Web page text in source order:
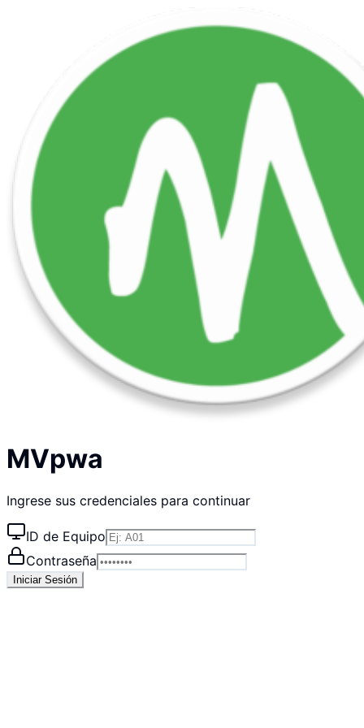
MVpwa
Ingrese sus credenciales para continuar
ID de Equipo
Contraseña
Iniciar Sesión